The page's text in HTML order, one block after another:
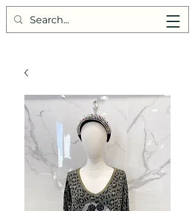
Points de Suture